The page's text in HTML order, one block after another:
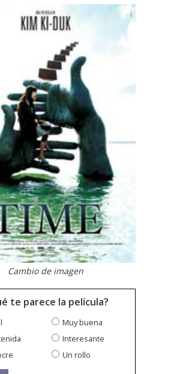
Cambio de imagen
te parece la película?
Muy buena
Interesante
Un rollo